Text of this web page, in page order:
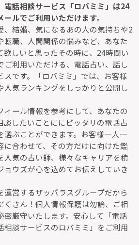
電話相談サービス「ロバミミ」は24
ルでご利用いただけます。
、結婚、気になるあの人の気持ちや2
転職、人間関係の悩みなど、あなた
欲しいと思ったその時に、24時間い
ご利用いただける、電話占い、話し
スです。「ロバミミ」では、お客様
人気ランキングをしっかりと公開し
ィール情報を参考にして、あなたの
談したいことににピッタリの電話占
選ぶことができます。お客様一人一
に合わせて、その方だけに向けた鑑
人気の占い師、様々なキャリアを積
ョウズが心を込めてお伝えしていき
運営するザッパラスグループだから
くさん！個人情報保護は勿論、ご相
密厳守いたします。安心して「電話
相談サービスのロバミミ」をご利用